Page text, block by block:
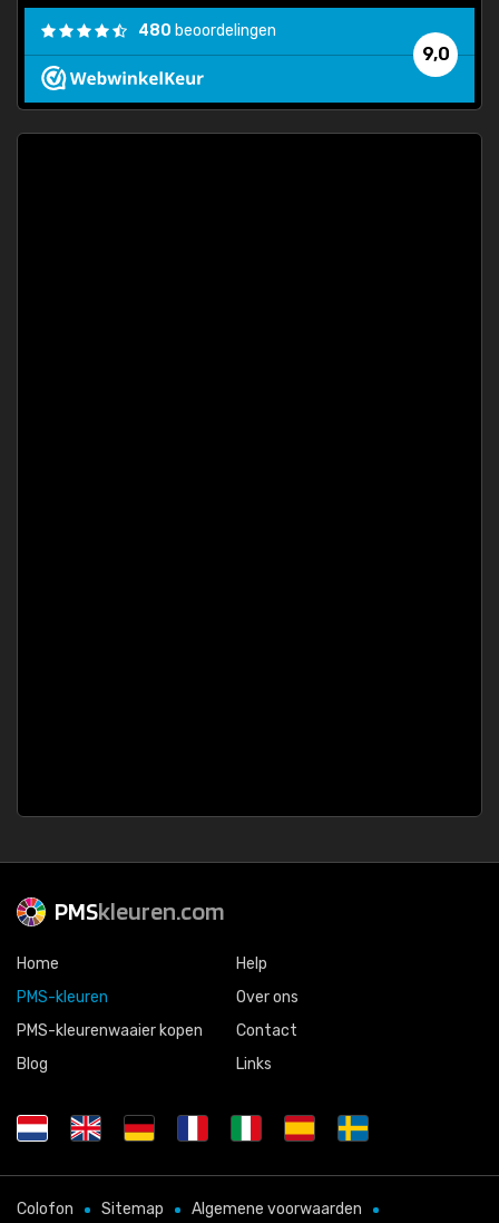
9,0
480 beoordelingen
PMSkleuren.com
Home
PMS-kleuren
PMS-kleurenwaaier kopen
Blog
Help
Over ons
Contact
Links
Colofon Sitemap Algemene voorwaarden